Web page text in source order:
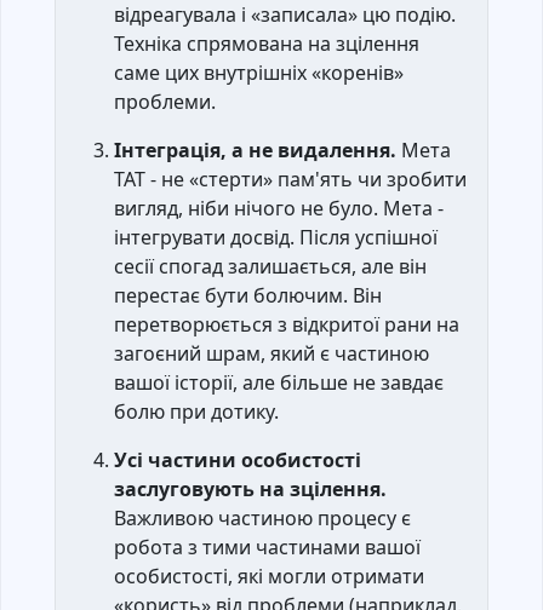
відреагувала і «записала» цю подію.
Техніка спрямована на зцілення
саме цих внутрішніх «коренів»
проблеми.
Інтеграція, а не видалення. Мета
ТАТ - не «стерти» пам'ять чи зробити
вигляд, ніби нічого не було. Мета -
інтегрувати досвід. Після успішної
сесії спогад залишається, але він
перестає бути болючим. Він
перетворюється з відкритої рани на
загоєний шрам, який є частиною
вашої історії, але більше не завдає
болю при дотику.
Усі частини особистості
заслуговують на зцілення.
Важливою частиною процесу є
робота з тими частинами вашої
особистості, які могли отримати